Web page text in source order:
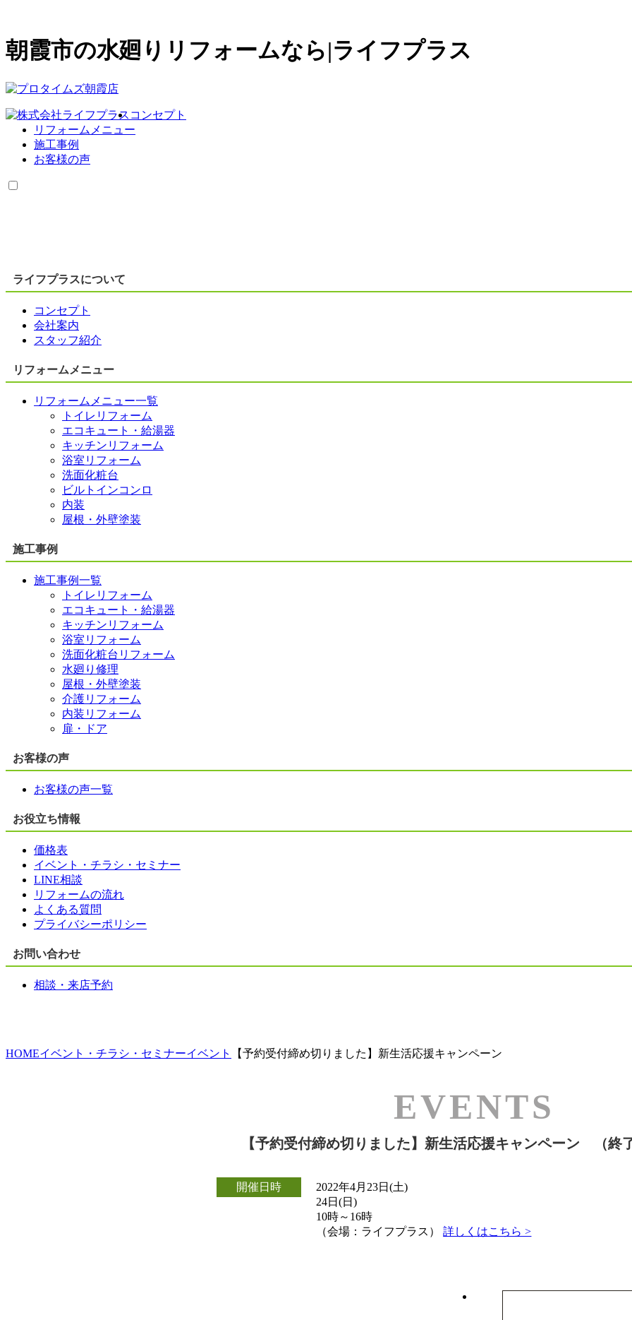
朝霞市の水廻りリフォームなら|ライフプラス
コンセプト
リフォームメニュー
施工事例
お客様の声
ライフプラスについて
コンセプト
会社案内
スタッフ紹介
リフォームメニュー
リフォームメニュー一覧
トイレリフォーム
エコキュート・給湯器
キッチンリフォーム
浴室リフォーム
洗面化粧台
ビルトインコンロ
内装
屋根・外壁塗装
施工事例
施工事例一覧
トイレリフォーム
エコキュート・給湯器
キッチンリフォーム
浴室リフォーム
洗面化粧台リフォーム
水廻り修理
屋根・外壁塗装
介護リフォーム
内装リフォーム
扉・ドア
お客様の声
お客様の声一覧
お役立ち情報
価格表
イベント・チラシ・セミナー
LINE相談
リフォームの流れ
よくある質問
プライバシーポリシー
お問い合わせ
相談・来店予約
HOMEイベント・チラシ・セミナーイベント 【予約受付締め切りました】新生活応援キャンペーン
【予約受付締め切りました】新生活応援キャンペーン （終
開催日時
2022年4月23日(土)
24日(日)
10時～16時
（会場：ライフプラス）詳しくはこちら >